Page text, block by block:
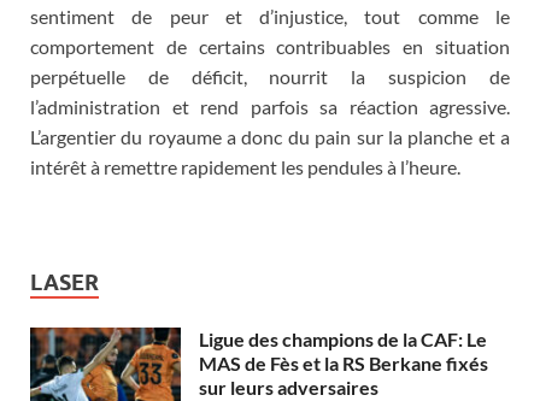
sentiment de peur et d’injustice, tout comme le
comportement de certains contribuables en situation
perpétuelle de déficit, nourrit la suspicion de
l’administration et rend parfois sa réaction agressive.
L’argentier du royaume a donc du pain sur la planche et a
intérêt à remettre rapidement les pendules à l’heure.
LASER
Ligue des champions de la CAF: Le
MAS de Fès et la RS Berkane fixés
sur leurs adversaires